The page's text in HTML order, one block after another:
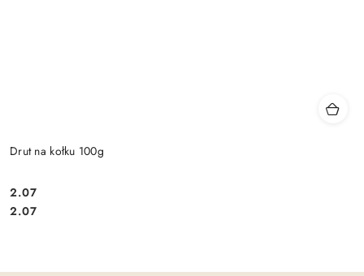
Drut na kołku 100g
Cena:
2.07
Cena:
2.07